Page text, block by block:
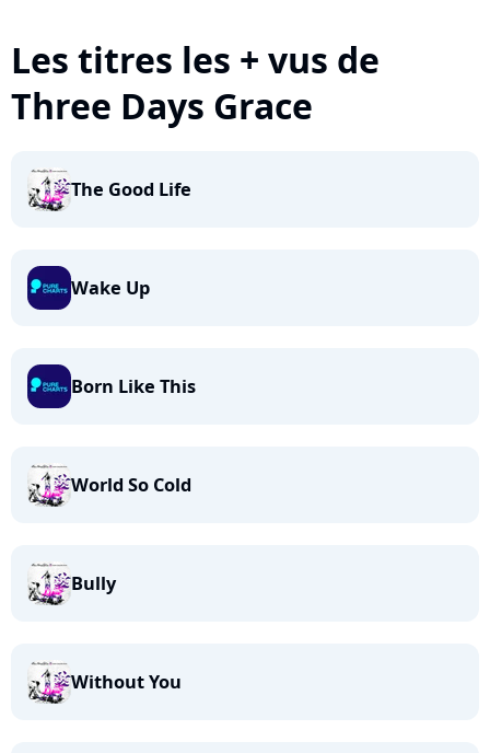
Les titres les + vus de
Three Days Grace
The Good Life
Wake Up
Born Like This
World So Cold
Bully
Without You